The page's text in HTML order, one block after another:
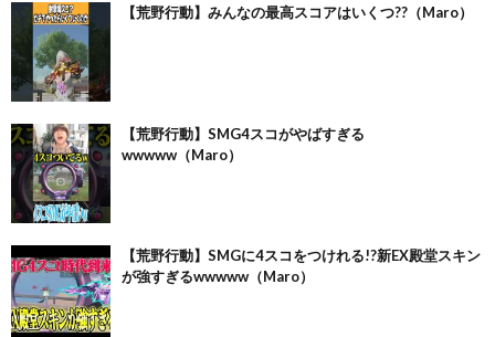
【荒野行動】みんなの最高スコアはいくつ??（Maro）
【荒野行動】SMG4スコがやばすぎる
wwwww（Maro）
【荒野行動】SMGに4スコをつけれる!?新EX殿堂スキン
が強すぎるwwwww（Maro）